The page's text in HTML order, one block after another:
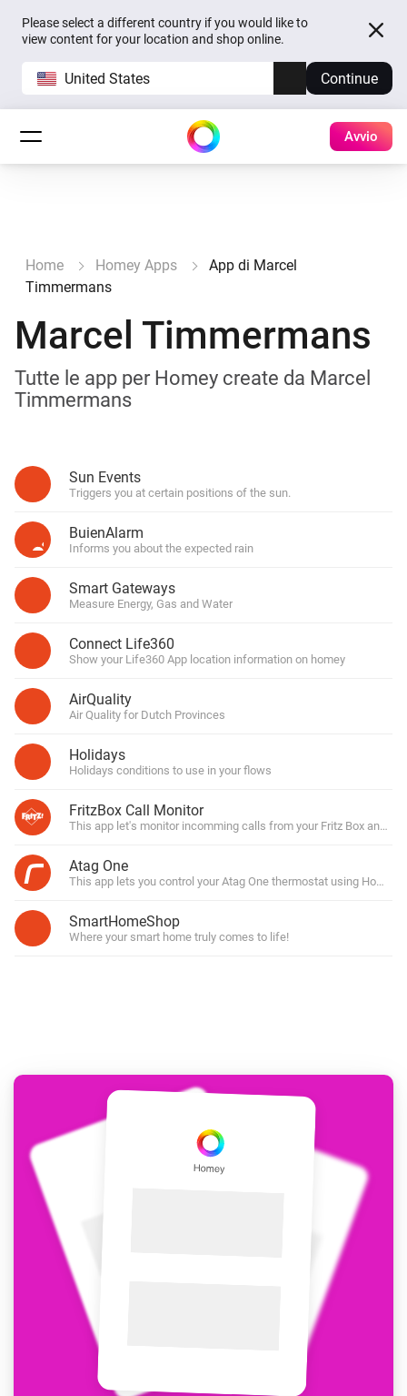
Please select a different country if you would like to
view content for your location and shop online.
United States Continue
Avvio
Home Homey Apps
App di Marcel
Timmermans
Marcel Timmermans
Tutte le app per Homey create da Marcel
Timmermans
Sun Events
Triggers you at certain positions of the sun.
BuienAlarm
Informs you about the expected rain
Smart Gateways
Measure Energy, Gas and Water
Connect Life360
Show your Life360 App location information on homey
AirQuality
Air Quality for Dutch Provinces
Holidays
Holidays conditions to use in your flows
FritzBox Call Monitor
This app let's monitor incomming calls from your Fritz Box and
Atag One
This app lets you control your Atag One thermostat using Homey!
SmartHomeShop
Where your smart home truly comes to life!